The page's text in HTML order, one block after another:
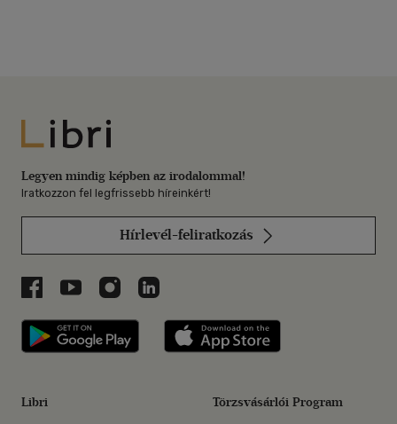
Libri
Legyen mindig képben az irodalommal!
Iratkozzon fel legfrissebb híreinkért!
Hírlevél-feliratkozás
Libri a Facebookon
Libri a Youtube-on
Libri az Instagramon
Libri a LinkedInen
Libri applikáció Szerezd meg: Google
Libri Törzsvásárlói Program